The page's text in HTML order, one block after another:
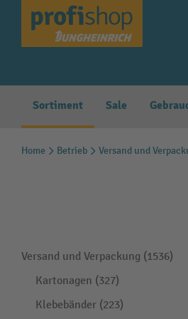
Zur Hauptnavigation
Sortiment Sale
Home Betrieb Versand und
Versand und Verpackung (1536)
Kartonagen (327)
Klebebänder (223)